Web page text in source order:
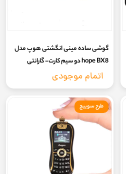
گوشی ساده مینی انگشتی هوپ مدل
hope BX8 دو سیم کارت- گارانتی
سلامت 7 روزه- (فاقد گارانتی شرکتی)
اتمام موجودی
طرح سوییچ